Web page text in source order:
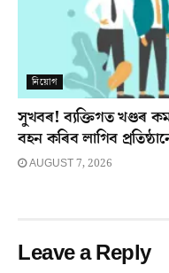
নিয়োগ
সুখবৰ! ব্যক্তিগত খণ্ডৰ
বহন কৰিব লাগিব
AUGUST 7, 2026
Leave a Reply